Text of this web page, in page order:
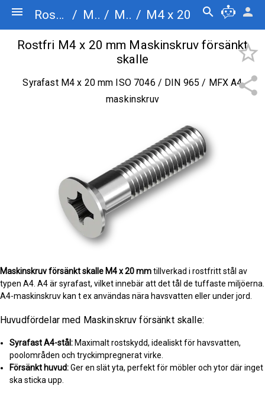
menu Rostfriskruv.se / Maskinskruv / Maskinskruv försänkt skalle / M4 x 20 search person
share
star_border
Rostfri M4 x 20 mm Maskinskruv försänkt
skalle
Syrafast M4 x 20 mm ISO 7046 / DIN 965 / MFX A4
maskinskruv
Maskinskruv försänkt skalle M4 x 20 mmtillverkad i rostfritt stål av
typen A4. A4 är syrafast, vilket innebär att det tål de tuffaste miljöerna.
A4-maskinskruv kan t ex användas nära havsvatten eller under jord.
Huvudfördelar med Maskinskruv försänkt skalle:
Syrafast A4-stål: Maximalt rostskydd, idealiskt för havsvatten,
poolområden och tryckimpregnerat virke.
Försänkt huvud:Ger en slät yta, perfekt för möbler och ytor där inget
ska sticka upp.